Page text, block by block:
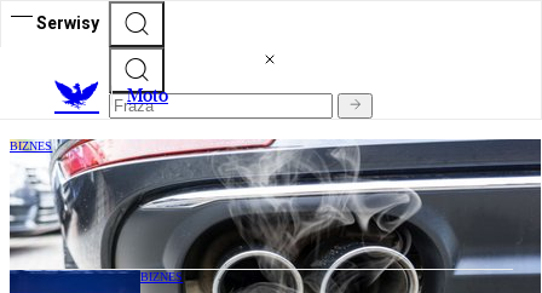
Serwisy
Moto
BIZNES
Śledztwo dieselgate nabrało rozmachu we
Francji
BIZNES